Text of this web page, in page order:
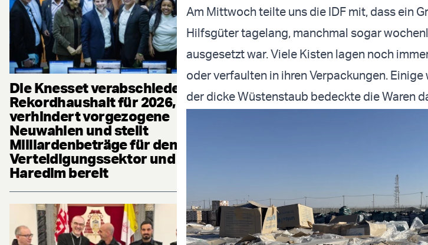
Die Knesset verabschiedet
Rekordhaushalt für 2026,
verhindert vorgezogene
Neuwahlen und stellt
Milliardenbeträge für den
Verteidigungssektor und die
Haredim bereit
Am Mittwoch teilte uns die IDF mit, dass ein
Hilfsgüter tagelang, manchmal sogar
ausgesetzt war. Viele Kisten lagen noch
oder verfaulten in ihren Verpackungen.
der dicke Wüstenstaub bedeckte die Waren